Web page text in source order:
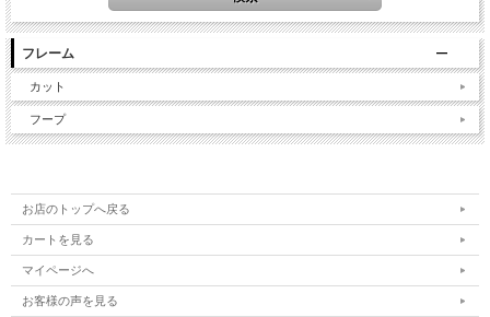
フレーム
カット
フープ
お店のトップへ戻る
カートを見る
マイページへ
お客様の声を見る